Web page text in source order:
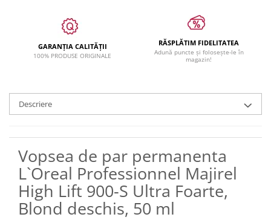
GARANȚIA CALITĂȚII
100% PRODUSE ORIGINALE
RĂSPLĂTIM FIDELITATEA
Adună puncte și folosește-le în
magazin!
Descriere
Vopsea de par permanenta
L`Oreal Professionnel Majirel
High Lift 900-S Ultra Foarte,
Blond deschis, 50 ml